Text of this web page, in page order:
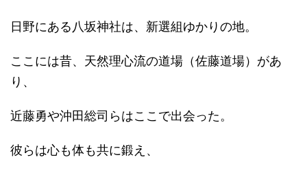
日野にある八坂神社は、新選組ゆかりの地。
ここには昔、天然理心流の道場（佐藤道場）があ
り、
近藤勇や沖田総司らはここで出会った。
彼らは心も体も共に鍛え、